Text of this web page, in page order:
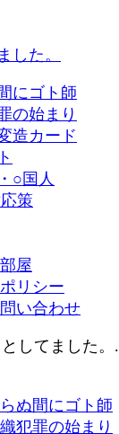
した。
にゴト師
の始まり
造カード
○国人
策
屋
リシー
い合わせ
してました。.
ぬ間にゴト師
犯罪の始まり